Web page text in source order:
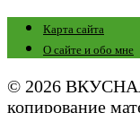
Карта сайта
О сайте и обо мне
© 2026
копирование